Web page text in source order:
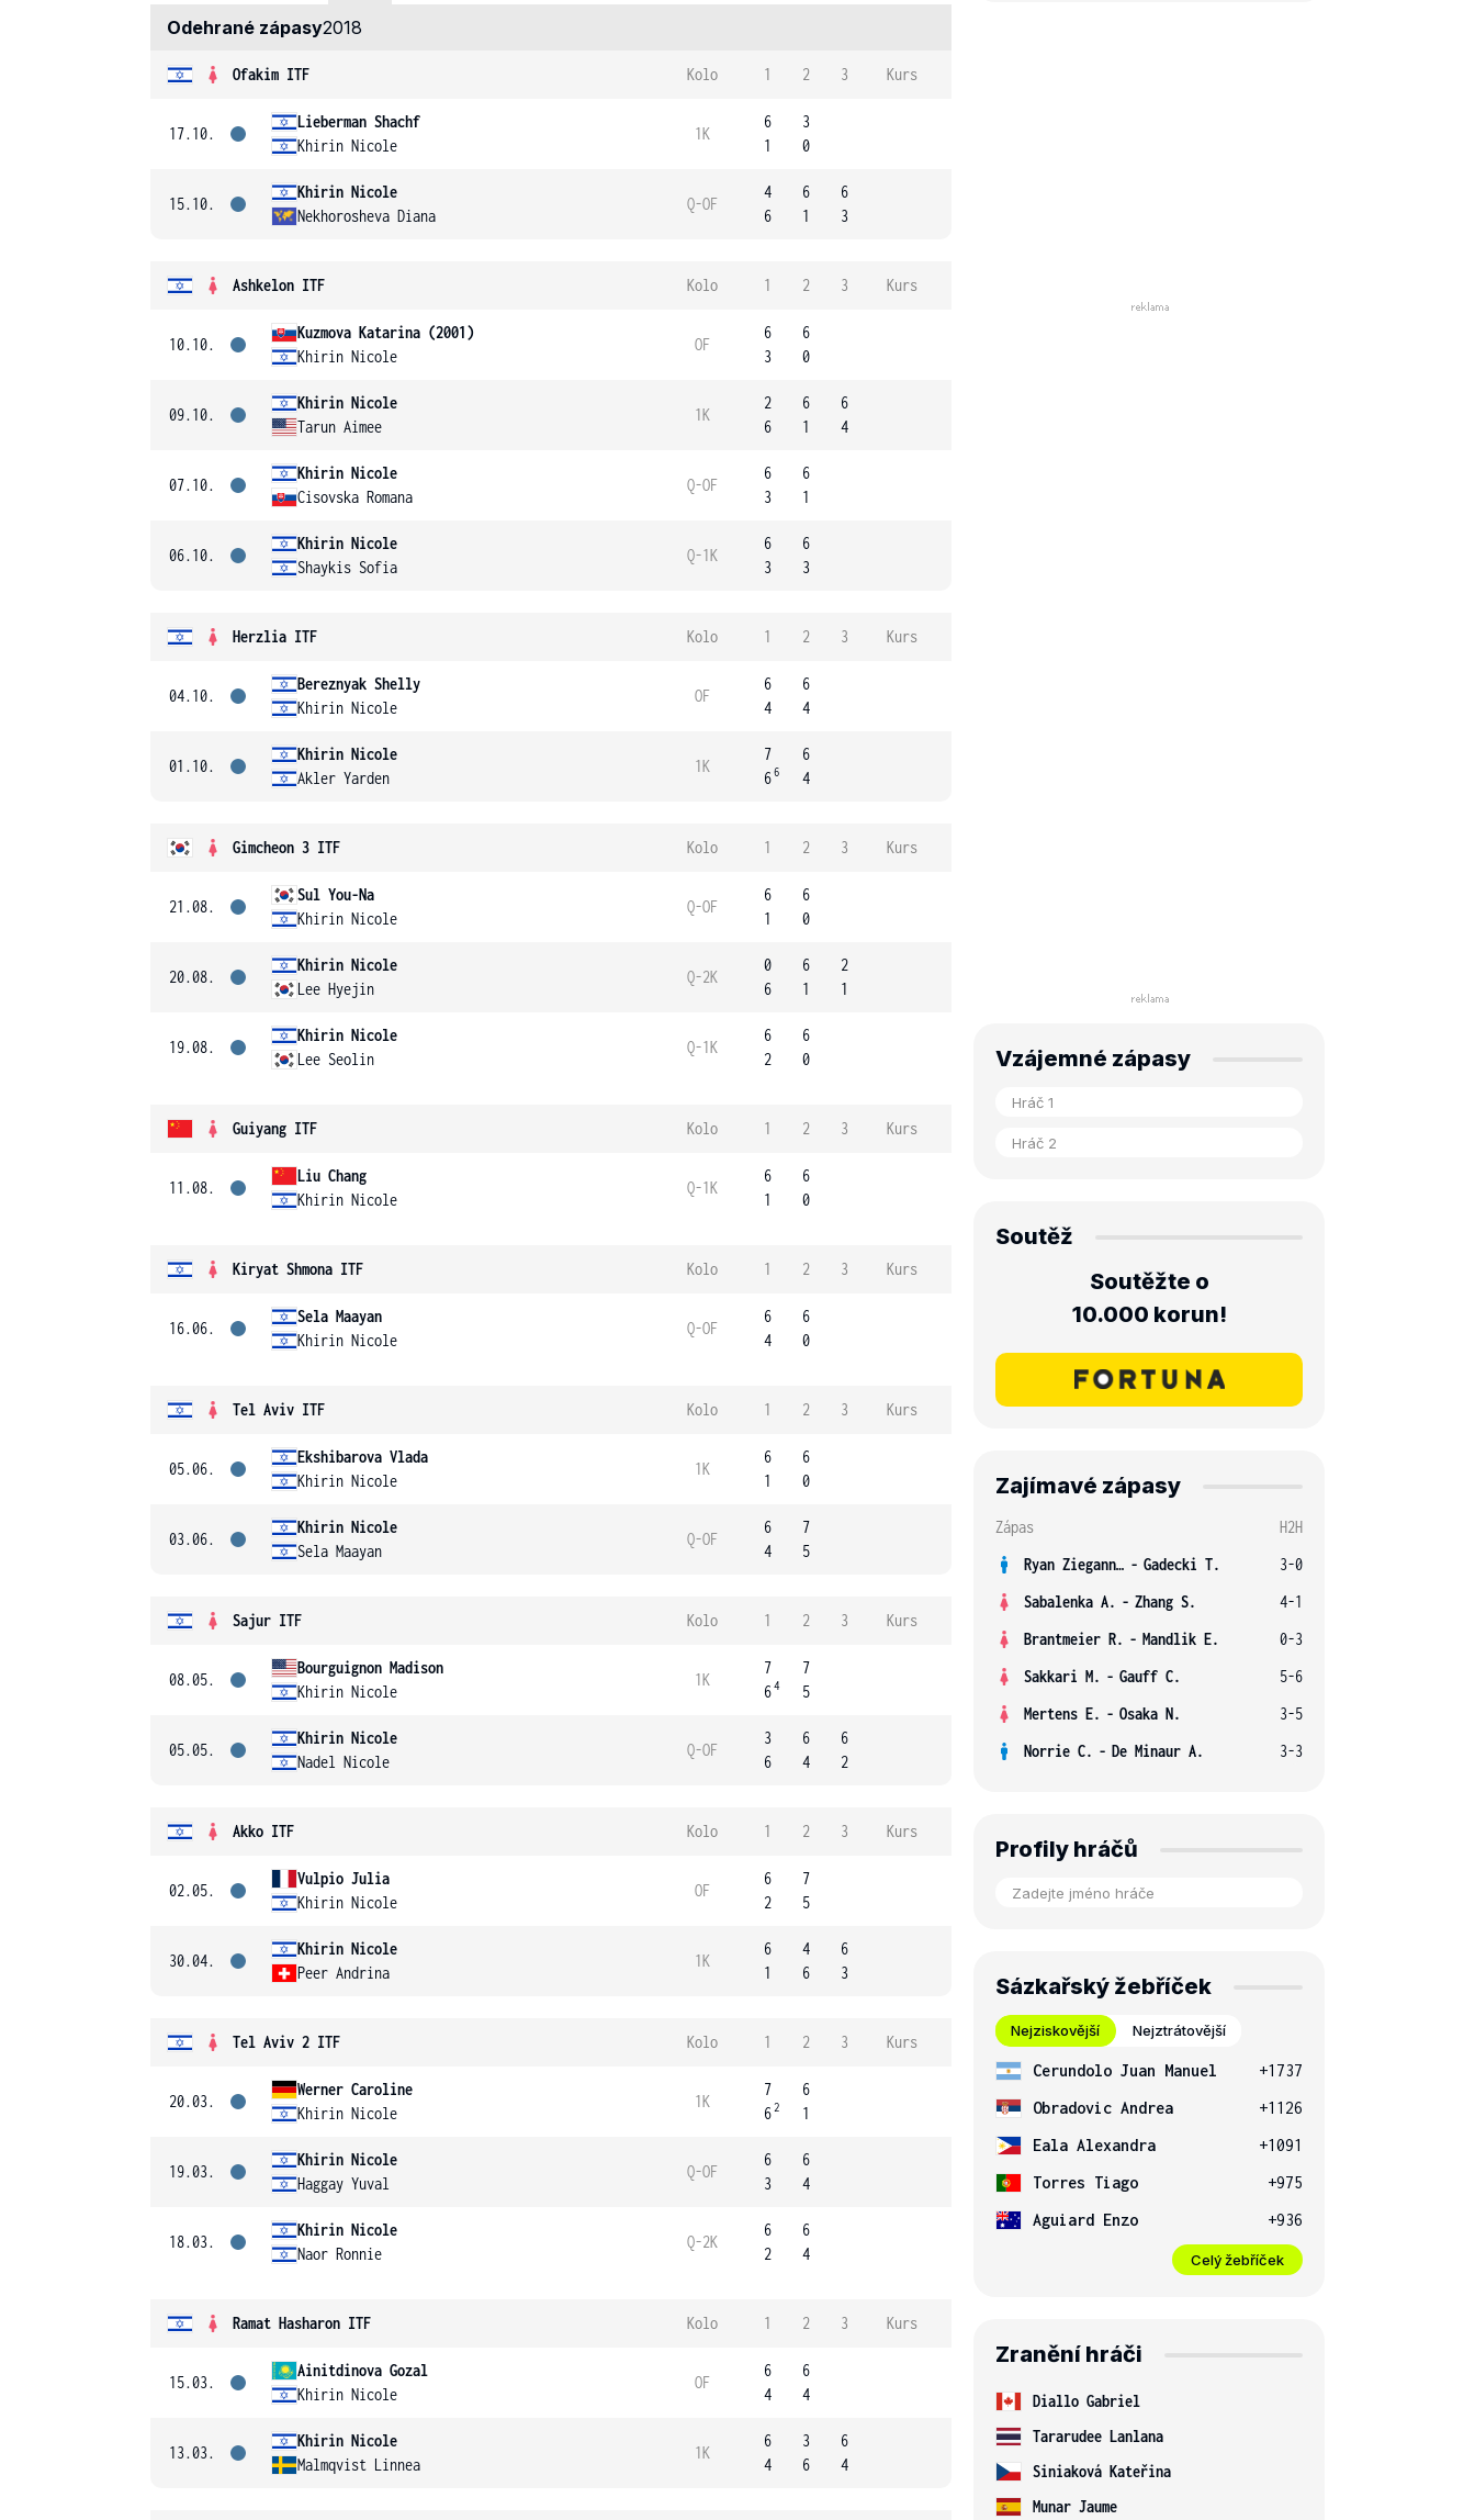
Odehrané zápasy2018
Ofakim ITF Kolo 1 2 3 Kurs
17.10.
Lieberman Shachf
Khirin Nicole
1K
6
1
3
0
15.10.
Khirin Nicole
Nekhorosheva Diana
Q-OF
4
6
6
1
6
3
Ashkelon ITF Kolo 1 2 3 Kurs
10.10.
Kuzmova Katarina (2001)
Khirin Nicole
OF
6
3
6
0
09.10.
Khirin Nicole
Tarun Aimee
1K
2
6
6
1
6
4
07.10.
Khirin Nicole
Cisovska Romana
Q-OF
6
3
6
1
06.10.
Khirin Nicole
Shaykis Sofia
Q-1K
6
3
6
3
Herzlia ITF Kolo 1 2 3 Kurs
04.10.
Bereznyak Shelly
Khirin Nicole
OF
6
4
6
4
01.10.
Khirin Nicole
Akler Yarden
1K
7
66
6
4
Gimcheon 3 ITF Kolo 1 2 3 Kurs
21.08.
Sul You-Na
Khirin Nicole
Q-OF
6
1
6
0
20.08.
Khirin Nicole
Lee Hyejin
Q-2K
0
6
6
1
2
1
19.08.
Khirin Nicole
Lee Seolin
Q-1K
6
2
6
0
Guiyang ITF Kolo 1 2 3 Kurs
11.08.
Liu Chang
Khirin Nicole
Q-1K
6
1
6
0
Kiryat Shmona ITF Kolo 1 2 3 Kurs
16.06.
Sela Maayan
Khirin Nicole
Q-OF
6
4
6
0
Tel Aviv ITF Kolo 1 2 3 Kurs
05.06.
Ekshibarova Vlada
Khirin Nicole
1K
6
1
6
0
03.06.
Khirin Nicole
Sela Maayan
Q-OF
6
4
7
5
Sajur ITF Kolo 1 2 3 Kurs
08.05.
Bourguignon Madison
Khirin Nicole
1K
7
64
7
5
05.05.
Khirin Nicole
Nadel Nicole
Q-OF
3
6
6
4
6
2
Akko ITF Kolo 1 2 3 Kurs
02.05.
Vulpio Julia
Khirin Nicole
OF
6
2
7
5
30.04.
Khirin Nicole
Peer Andrina
1K
6
1
4
6
6
3
Tel Aviv 2 ITF Kolo 1 2 3 Kurs
20.03.
Werner Caroline
Khirin Nicole
1K
7
62
6
1
19.03.
Khirin Nicole
Haggay Yuval
Q-OF
6
3
6
4
18.03.
Khirin Nicole
Naor Ronnie
Q-2K
6
2
6
4
Ramat Hasharon ITF Kolo 1 2 3 Kurs
15.03.
Ainitdinova Gozal
Khirin Nicole
OF
6
4
6
4
13.03.
Khirin Nicole
Malmqvist Linnea
1K
6
4
3
6
6
4
Vzájemné zápasy
Soutěž
Soutěžte o
10.000 korun!
Zajímavé zápasy
Zápas
H2H
Ryan Ziegann S. - Gadecki T.
3-0
Sabalenka A. - Zhang S.
4-1
Brantmeier R. - Mandlik E.
0-3
Sakkari M. - Gauff C.
5-6
Mertens E. - Osaka N.
3-5
Norrie C. - De Minaur A. 3-3
Profily hráčů
Sázkařský žebříček
Nejziskovější Nejztrátovější
Cerundolo Juan Manuel
+1737
Obradovic Andrea
+1126
Eala Alexandra
+1091
Torres Tiago
+975
Aguiard Enzo
+936
Celý žebříček
Zranění hráči
Diallo Gabriel
Tararudee Lanlana
Siniaková Kateřina
Munar Jaume